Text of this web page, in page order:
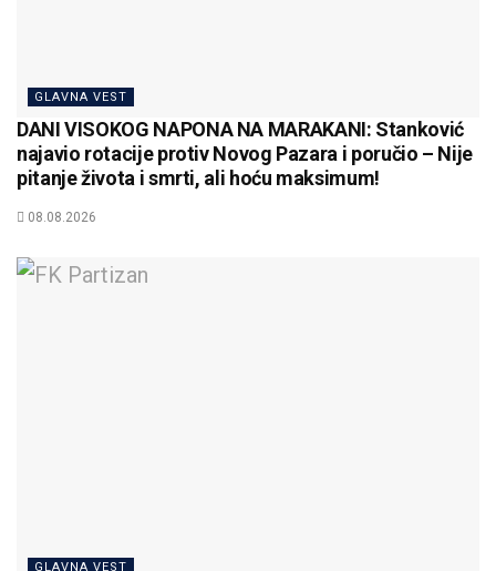
GLAVNA VEST
DANI VISOKOG NAPONA NA MARAKANI: Stanković
najavio rotacije protiv Novog Pazara i poručio – Nije
pitanje života i smrti, ali hoću maksimum!
08.08.2026
GLAVNA VEST